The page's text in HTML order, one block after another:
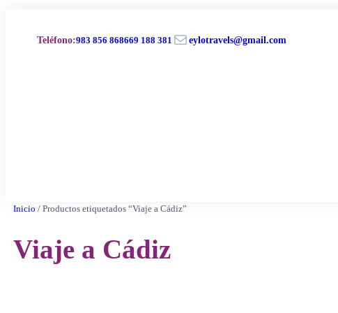
contenidoTeléfono:983 856 868669 188 381 Correo electrónico eylotravels@gmail.com
Inicio / Productos etiquetados “Viaje a Cádiz”
Viaje a Cádiz